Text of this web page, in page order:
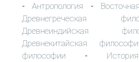
-Антропология -
Древнегреческая
Древнеиндийская
Древнекитайская
философии -